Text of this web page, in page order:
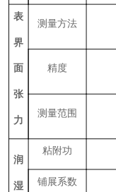
表
界
面
张
力
测量方法
精度
测量范围
润
湿
粘附功
铺展系数